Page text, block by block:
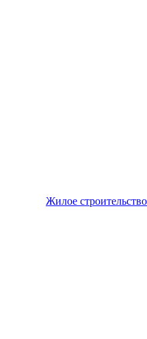
Жилое строительство